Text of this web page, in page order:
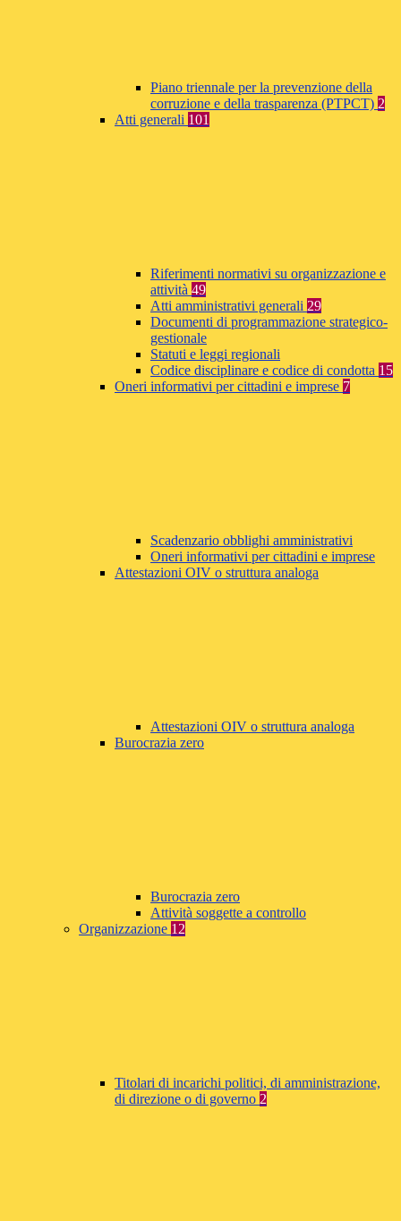
Piano triennale per la prevenzione della
corruzione e della trasparenza (PTPCT) 2
Atti generali 101
Riferimenti normativi su organizzazione e
attività 49
Atti amministrativi generali 29
Documenti di programmazione strategico-
gestionale
Statuti e leggi regionali
Codice disciplinare e codice di condotta 15
Oneri informativi per cittadini e imprese 7
Scadenzario obblighi amministrativi
Oneri informativi per cittadini e imprese
Attestazioni OIV o struttura analoga
Attestazioni OIV o struttura analoga
Burocrazia zero
Burocrazia zero
Attività soggette a controllo
Organizzazione 12
Titolari di incarichi politici, di amministrazione,
di direzione o di governo 2